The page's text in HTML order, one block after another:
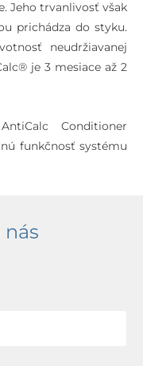
Jeho trvanlivosť však
prichádza do styku.
neudržiavanej
je 3 mesiace až 2
Conditioner
funkčnosť systému